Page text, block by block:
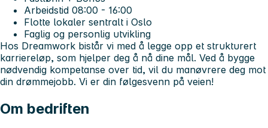
Arbeidstid 08:00 - 16:00
Flotte lokaler sentralt i Oslo
Faglig og personlig utvikling
Hos Dreamwork bistår vi med å legge opp et strukturert
karriereløp, som hjelper deg å nå dine mål. Ved å bygge
nødvendig kompetanse over tid, vil du manøvrere deg mot
din drømmejobb. Vi er din følgesvenn på veien!
Om bedriften